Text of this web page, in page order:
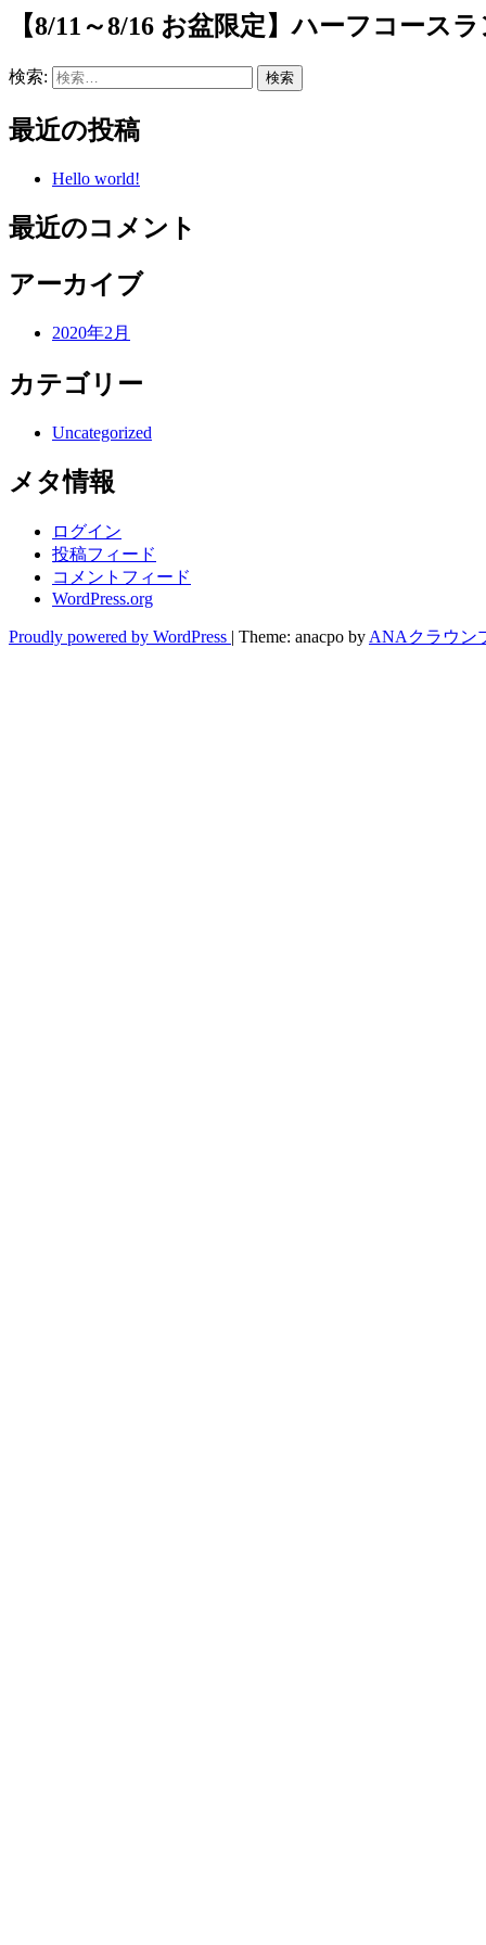
【8/11～8/16 お盆限定】ハーフコース
検索:
最近の投稿
Hello world!
最近のコメント
アーカイブ
2020年2月
カテゴリー
Uncategorized
メタ情報
ログイン
投稿フィード
コメントフィード
WordPress.org
Proudly powered by WordPress | Theme: anacpo by ANAクラウン